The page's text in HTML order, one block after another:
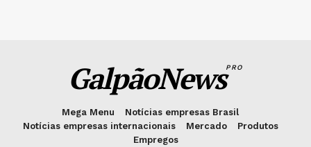
GalpãoNewsPRO
Mega Menu
Notícias empresas Brasil
Notícias empresas internacionais
Mercado
Produtos
Empregos